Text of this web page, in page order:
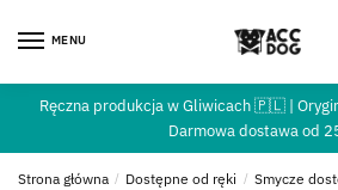
MENU
Ręczna produkcja w Gliwicach 🇵🇱 |
Darmowa dostawa od
Strona główna / Dostępne od ręki / Smycze